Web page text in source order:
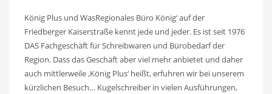
König Plus und WasRegionales Büro König‘ auf der
Friedberger Kaiserstraße kennt jede und jeder. Es ist seit 1976
DAS Fachgeschäft für Schreibwaren und Bürobedarf der
Region. Dass das Geschäft aber viel mehr anbietet und daher
auch mittlerweile ‚König Plus‘ heißt, erfuhren wir bei unserem
kürzlichen Besuch… Kugelschreiber in vielen Ausführungen,